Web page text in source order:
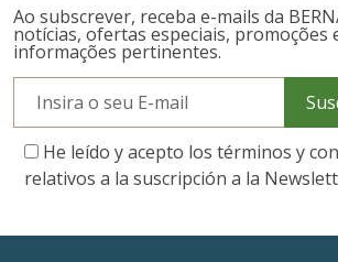
Ao subscrever, receba e-mails da
notícias, ofertas especiais, promoções
informações pertinentes.
He leído y acepto los términos y
relativos a la suscripción a la